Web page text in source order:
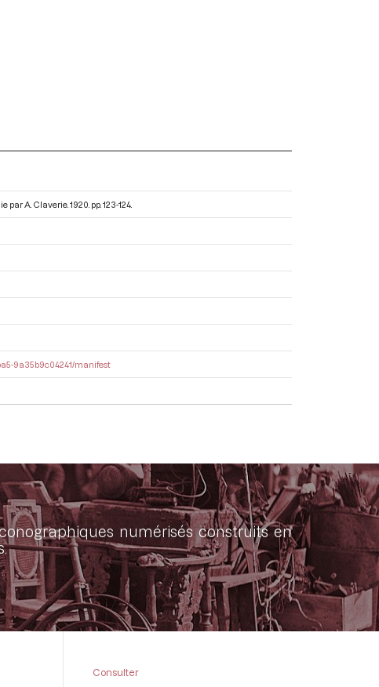
par A. Claverie. 1920. pp. 123-124.
9a35b9c04241/manifest
numérisés construits en
Consulter